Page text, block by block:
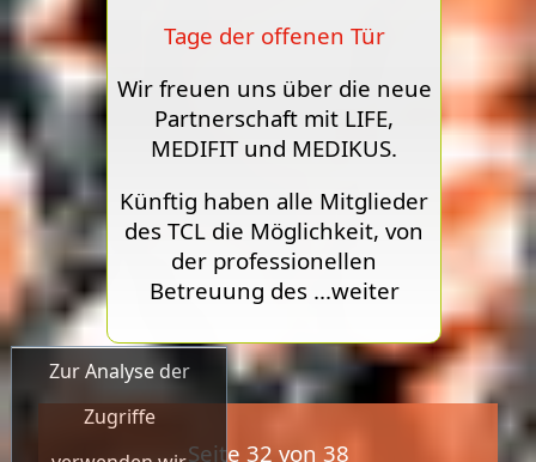
Zur Analyse der
Zugriffe
Tage der offenen Tür
Wir freuen uns über die neue
Partnerschaft mit LIFE,
MEDIFIT und MEDIKUS.
Künftig haben alle Mitglieder
des TCL die Möglichkeit, von
der professionellen
Betreuung des ...weiter
Seite 32 von 38